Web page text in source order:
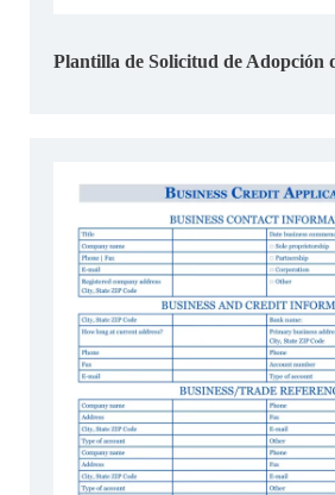
Plantilla de Solicitud de Adopción